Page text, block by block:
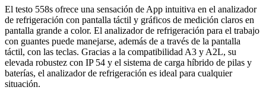
El testo 558s ofrece una sensación de App intuitiva en el analizador
de refrigeración con pantalla táctil y gráficos de medición claros en
pantalla grande a color. El analizador de refrigeración para el trabajo
con guantes puede manejarse, además de a través de la pantalla
táctil, con las teclas. Gracias a la compatibilidad A3 y A2L, su
elevada robustez con IP 54 y el sistema de carga híbrido de pilas y
baterías, el analizador de refrigeración es ideal para cualquier
situación.